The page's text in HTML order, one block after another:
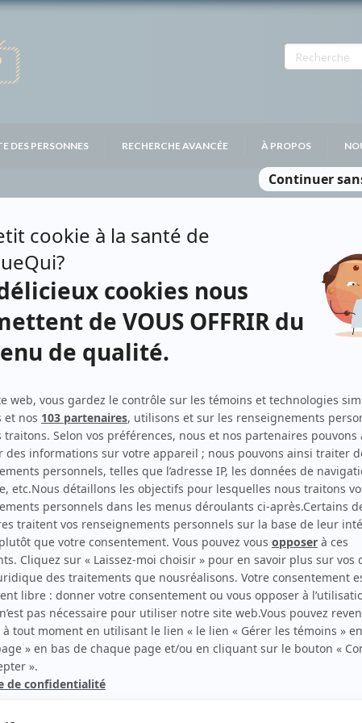
DES PERSONNES RECHERCHE AVANCÉE À PROPOS
Personnages
Toi & moi( Robert Guertin2015)
11 Somerset(Journaliste)
Diva ( Agent de Clara)
Scoop (Jim Michael)
carbure à son petit écran. Celui qu’on surnomme parfois «l’encyclopédie de
à 2001. Sa spécialité: la télé québécoise. On peut l’entendre régulièrement